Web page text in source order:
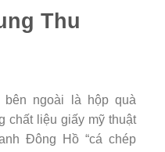
Thu
bên ngoài là hộp quà
chất liệu giấy mỹ thuật
Đông Hồ “cá chép